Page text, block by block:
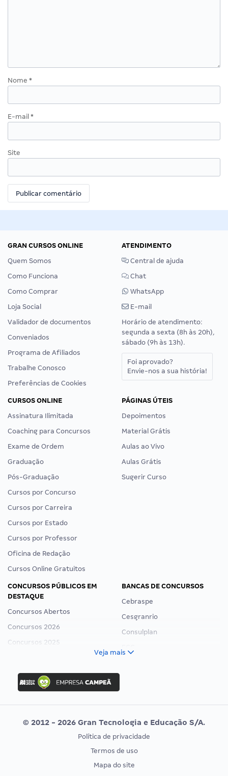
Nome *
E-mail *
Site
GRAN CURSOS ONLINE
Quem Somos
Como Funciona
Como Comprar
Loja Social
Validador de documentos
Conveniados
Programa de Afiliados
Trabalhe Conosco
Preferências de Cookies
ATENDIMENTO
Central de ajuda
Chat
WhatsApp
E-mail
Horário de atendimento:
segunda a sexta (8h às 20h),
sábado (9h às 13h).
Foi aprovado?
Envie-nos a sua história!
CURSOS ONLINE
Assinatura Ilimitada
Coaching para Concursos
Exame de Ordem
Graduação
Pós-Graduação
Cursos por Concurso
Cursos por Carreira
Cursos por Estado
Cursos por Professor
Oficina de Redação
Cursos Online Gratuitos
PÁGINAS ÚTEIS
Depoimentos
Material Grátis
Aulas ao Vivo
Aulas Grátis
Sugerir Curso
CONCURSOS PÚBLICOS EM
DESTAQUE
Concursos Abertos
Concursos 2026
Concursos 2025
Concurso Ibama
Concurso MPU
Editais publicados
BANCAS DE CONCURSOS
Cebraspe
Cesgranrio
Consulplan
Vunesp
CONCURSOS POR PROFISSÃO
EXAME DE ORDEM
Veja mais
© 2012 - 2026 Gran Tecnologia e Educação S/A.
Política de privacidade
Termos de uso
Mapa do site